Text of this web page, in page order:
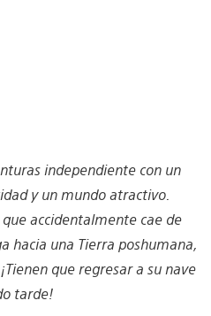
independiente con un
y un mundo atractivo.
accidentalmente cae de
hacia una Tierra poshumana,
que regresar a su nave
tarde!